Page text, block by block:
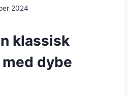
2024
klassisk
dybe